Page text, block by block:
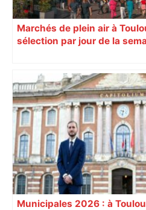
Marchés de plein air à
sélection par jour de la
Municipales 2026 : à